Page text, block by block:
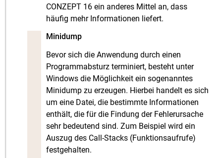
CONZEPT 16 ein anderes Mittel an, dass
häufig mehr Informationen liefert.
Minidump
Bevor sich die Anwendung durch einen
Programmabsturz terminiert, besteht unter
Windows die Möglichkeit ein sogenanntes
Minidump zu erzeugen. Hierbei handelt es sich
um eine Datei, die bestimmte Informationen
enthält, die für die Findung der Fehlerursache
sehr bedeutend sind. Zum Beispiel wird ein
Auszug des Call-Stacks (Funktionsaufrufe)
festgehalten.